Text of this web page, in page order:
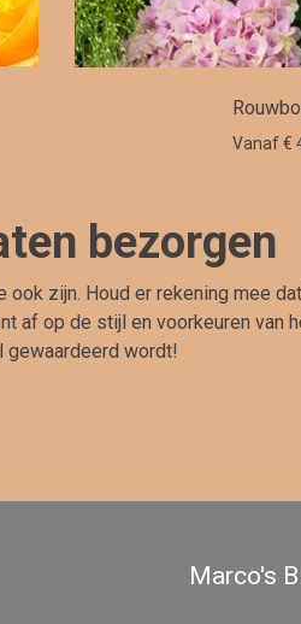
Vanaf €
bezorgen
zijn. Houd er rekening mee
af op de stijl en voorkeuren van
gewaardeerd wordt!
Marco's